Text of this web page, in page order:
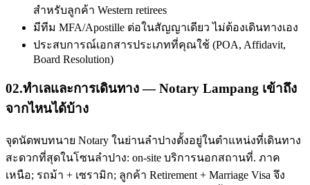
สำหรับลูกค้า Western retirees
มีทีม MFA/Apostille ต่อในสัญญาเดียว ไม่ต้องเดินทางเอง
ประสบการณ์เอกสารประเภทที่คุณใช้ (POA, Affidavit,
Board Resolution)
02.ทำเลและการเดินทาง — Notary Lampang เข้าถึง
จากไหนได้บ้าง
จุดนัดพบทนาย Notary ในย่านลำปางตั้งอยู่ในตำแหน่งที่เดินทาง
สะดวกที่สุดในโซนลำปาง: on-site บริการนอกสถานที่. ภาค
เหนือ; รถม้า + เซรามิก; ลูกค้า Retirement + Marriage Visa จึง